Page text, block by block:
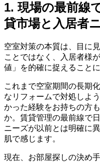
1. 現場の最前線
貸市場と入居者
空室対策の本質は、目に
ことではなく、入居者様
値」を的確に捉えることに
これまで空室期間の長期
なリフォームで対処しよ
かった経験をお持ちの方
か。賃貸管理の最前線で
ニーズが以前とは明確に
肌で感じます。
現在、お部屋探しの決め